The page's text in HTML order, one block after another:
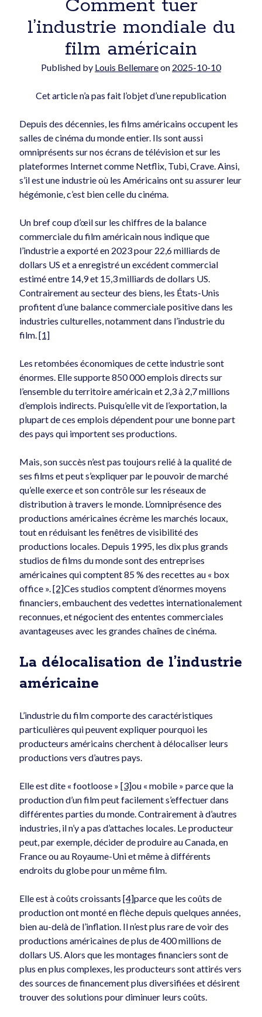
marché américain
2026-07-16
Le péage routier : pas nécessairement une bonne idée
La tarification algorithmique, vous connaissez ?
2026-04-19
La guerre en Iran et l’effet papillon
Y a-t-il un avenir à Québec sans troisième lien ?
Commentaires
connaissez ?
Ghislain DaiglesurY a-t-il un avenir à Québec sans troisième
lien ?
Jean-Claude CloutiersurLa tarification algorithmique, vous
Patrice Caron
sur
Y a-t-il un avenir à Québec sans troisième
Catégories
Économie canadienne
Économie mondiale
Comment tuer
l’industrie mondiale du
film américain
Published by Louis Bellemareon 2025-10-10
Cet article n’a pas fait l’objet d’une republication
Depuis des décennies, les films américains occupent les
salles de cinéma du monde entier. Ils sont aussi
omniprésents sur nos écrans de télévision et sur les
plateformes Internet comme Netflix, Tubi, Crave. Ainsi,
s’il est une industrie où les Américains ont su assurer leur
hégémonie, c’est bien celle du cinéma.
Un bref coup d’œil sur les chiffres de la balance
commerciale du film américain nous indique que
l’industrie a exporté en 2023 pour 22,6 milliards de
dollars US et a enregistré un excédent commercial
estimé entre 14,9 et 15,3 milliards de dollars US.
Contrairement au secteur des biens, les États-Unis
profitent d’une balance commerciale positive dans les
industries culturelles, notamment dans l’industrie du
film.[1]
Les retombées économiques de cette industrie sont
énormes. Elle supporte 850 000 emplois directs sur
l’ensemble du territoire américain et 2,3 à 2,7 millions
d’emplois indirects. Puisqu’elle vit de l’exportation, la
plupart de ces emplois dépendent pour une bonne part
des pays qui importent ses productions.
Mais, son succès n’est pas toujours relié à la qualité de
ses films et peut s’expliquer par le pouvoir de marché
qu’elle exerce et son contrôle sur les réseaux de
distribution à travers le monde. L’omniprésence des
productions américaines écrème les marchés locaux,
tout en réduisant les fenêtres de visibilité des
productions locales. Depuis 1995, les dix plus grands
studios de films du monde sont des entreprises
américaines qui comptent 85 % des recettes au « box
office ».[2]Ces studios comptent d’énormes moyens
financiers, embauchent des vedettes internationalement
reconnues, et négocient des ententes commerciales
avantageuses avec les grandes chaînes de cinéma.
La délocalisation de l’industrie
américaine
L’industrie du film comporte des caractéristiques
particulières qui peuvent expliquer pourquoi les
producteurs américains cherchent à délocaliser leurs
productions vers d’autres pays.
Elle est dite « footloose »[3]ou « mobile » parce que la
production d’un film peut facilement s’effectuer dans
différentes parties du monde. Contrairement à d’autres
industries, il n’y a pas d’attaches locales. Le producteur
peut, par exemple, décider de produire au Canada, en
France ou au Royaume-Uni et même à différents
endroits du globe pour un même film.
Elle est à coûts croissants[4]parce que les coûts de
production ont monté en flèche depuis quelques années,
bien au-delà de l’inflation. Il n’est plus rare de voir des
productions américaines de plus de 400 millions de
dollars US. Alors que les montages financiers sont de
plus en plus complexes, les producteurs sont attirés vers
des sources de financement plus diversifiées et désirent
trouver des solutions pour diminuer leurs coûts.